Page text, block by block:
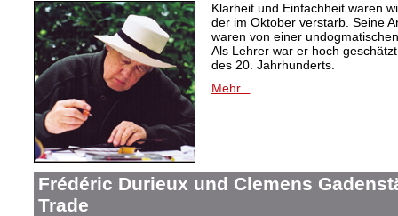
Klarheit und Einfachheit waren
der im Oktober verstarb. Seine
waren von einer
Als Lehrer war er hoch
des 20. Jahrhunderts.
Mehr...
Frédéric Durieux und Clemens
Trade